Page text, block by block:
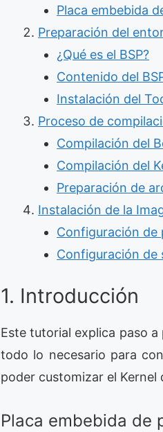
Placa embebida
Preparación del
¿Qué es el BSP?
Contenido del
Instalación del
Proceso de
Compilación del
Compilación del
Preparación de
Instalación de la
Configuración de
Configuración de
1. Introducción
Este tutorial explica paso
todo lo necesario para
poder customizar el Kernel
Placa embebida de